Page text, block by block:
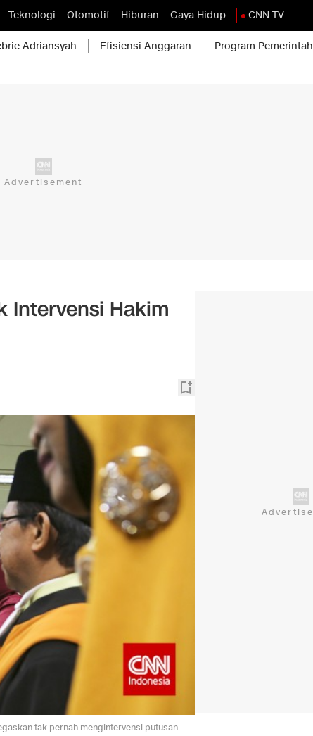
Teknologi Otomotif Hiburan Gaya Hidup CNN TV
Adriansyah Efisiensi Anggaran Program Pemerintah
Intervensi Hakim
tak pernah mengintervensi putusan